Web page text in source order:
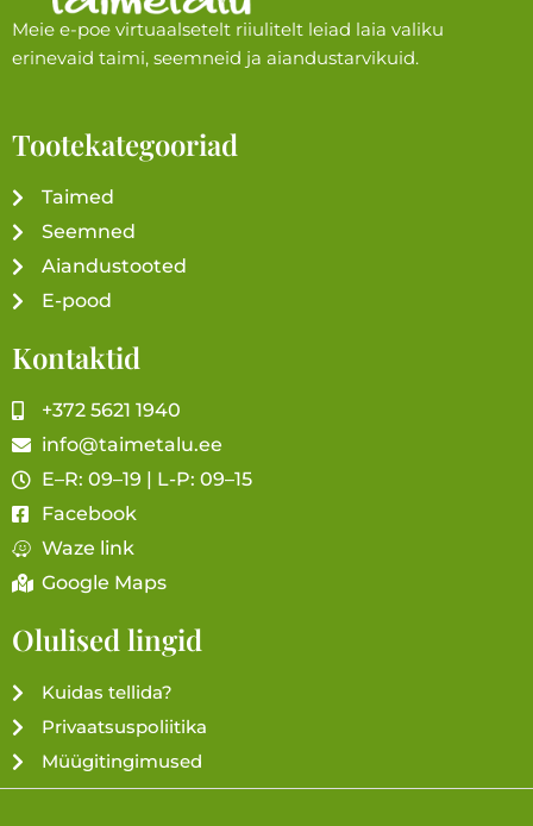
Meie e-poe virtuaalsetelt riiulitelt leiad laia valiku
erinevaid taimi, seemneid ja aiandustarvikuid.
Tootekategooriad
Taimed
Seemned
Aiandustooted
E-pood
Kontaktid
+372 5621 1940
info@taimetalu.ee
E–R: 09–19 | L-P: 09–15
Facebook
Waze link
Google Maps
Olulised lingid
Kuidas tellida?
Privaatsuspoliitika
Müügitingimused